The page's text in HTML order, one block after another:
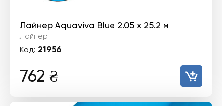
Лайнер Aquaviva Blue 2.05 х 25.2 м
Лайнер
Код: 21956
762 ₴